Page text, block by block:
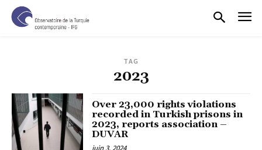
TAG
2023
Over 23,000 rights violations
recorded in Turkish prisons in
2023, reports association –
DUVAR